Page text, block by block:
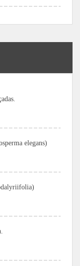
elegans)